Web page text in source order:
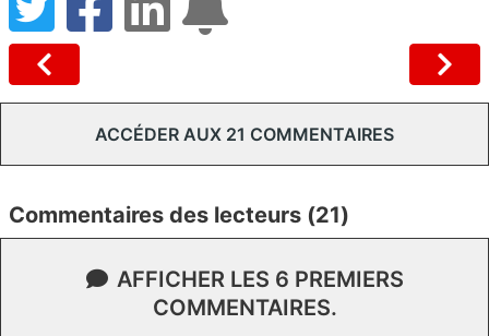
ACCÉDER AUX 21 COMMENTAIRES
Commentaires des lecteurs (21)
AFFICHER LES 6 PREMIERS
COMMENTAIRES.